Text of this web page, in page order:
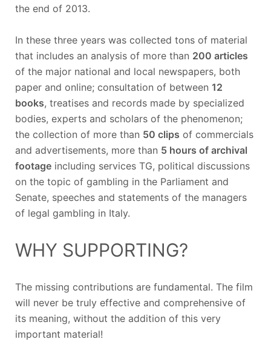
the end of 2013.
In these three years was collected tons of material
that includes an analysis of more than 200 articles
of the major national and local newspapers, both
paper and online; consultation of between 12
books, treatises and records made ​​by specialized
bodies, experts and scholars of the phenomenon;
the collection of more than 50 clips of commercials
and advertisements, more than 5 hours of archival
footage including services TG, political discussions
on the topic of gambling in the Parliament and
Senate, speeches and statements of the managers
of legal gambling in Italy.
WHY SUPPORTING?
The missing contributions are fundamental. The film
will never be truly effective and comprehensive of
its meaning, without the addition of this very
important material!